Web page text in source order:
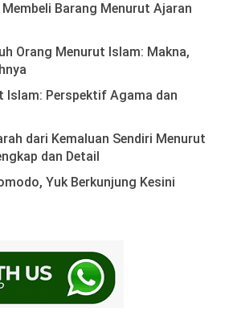
Barang Menurut Ajaran
Orang Menurut Islam: Makna,
Islam: Perspektif Agama dan
dari Kemaluan Sendiri Menurut
dan Detail
Yuk Berkunjung Kesini